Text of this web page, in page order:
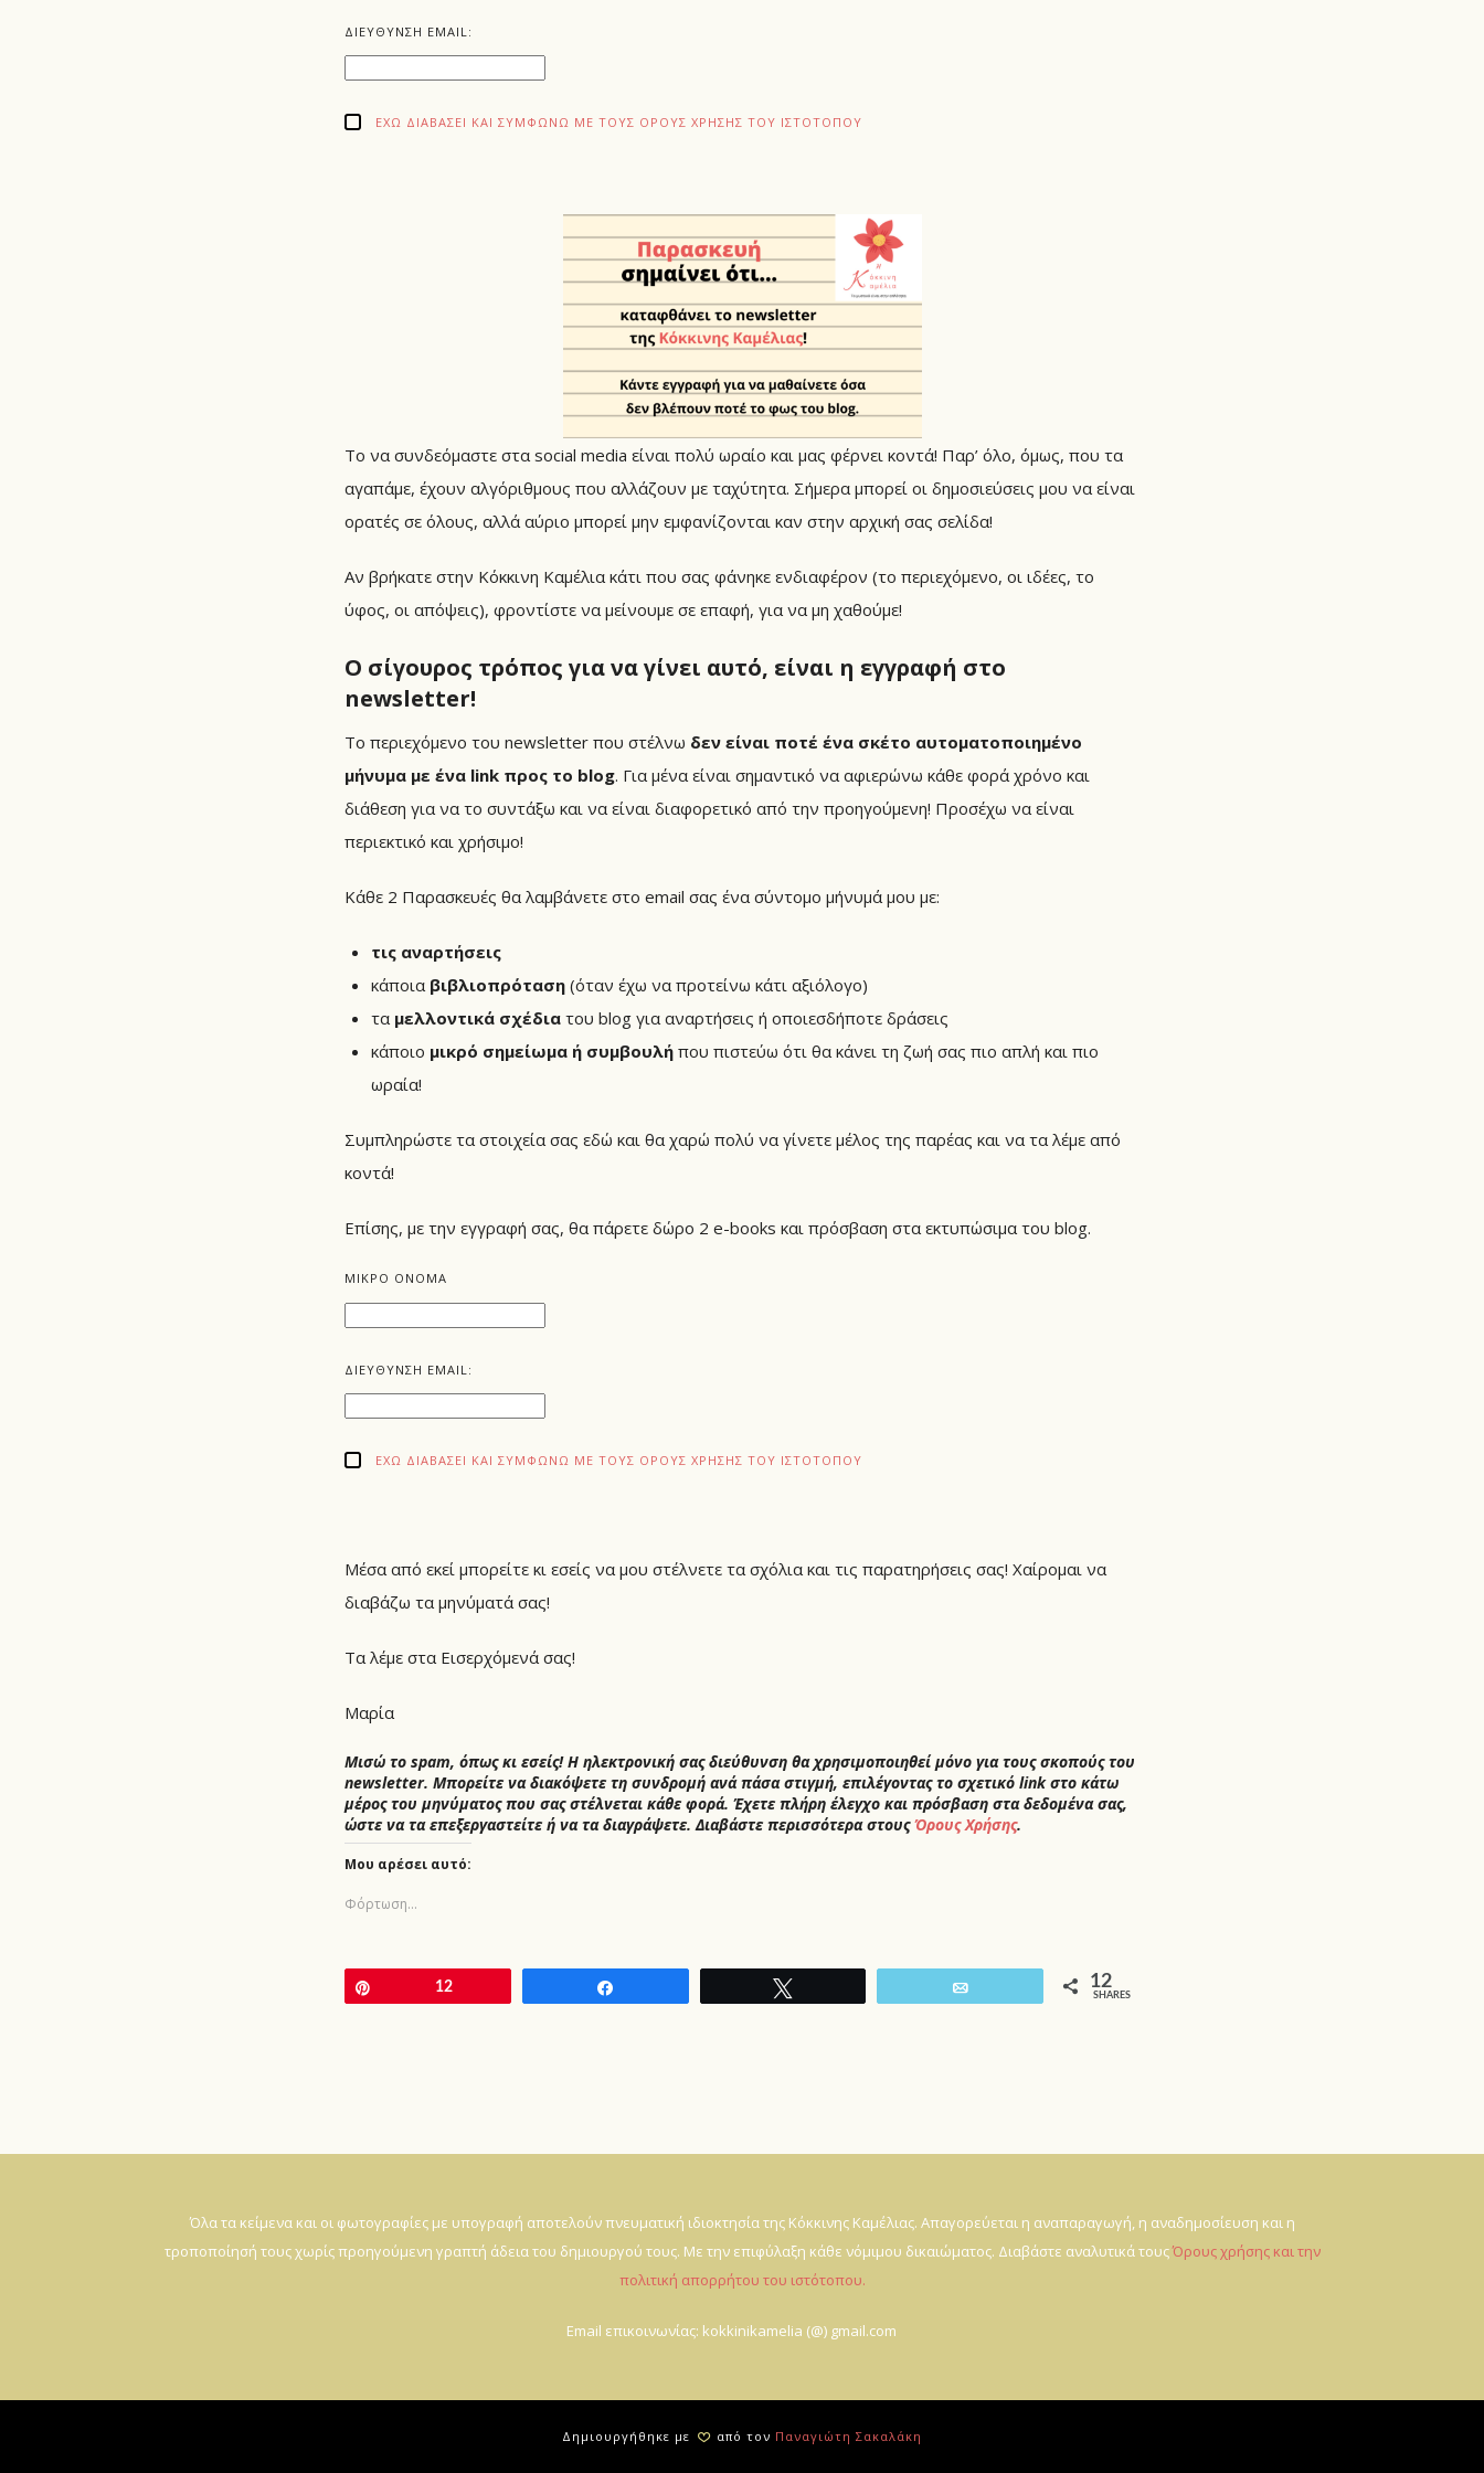
ΔΙΕΥΘΥΝΣΗ EMAIL:
ΈΧΩ ΔΙΑΒΆΣΕΙ ΚΑΙ ΣΥΜΦΩΝΏ ΜΕ ΤΟΥΣ ΌΡΟΥΣ ΧΡΉΣΗΣ ΤΟΥ ΙΣΤΌΤΟΠΟΥ
Το να συνδεόμαστε στα social media είναι πολύ ωραίο και μας φέρνει κοντά! Παρ’ όλο, όμως, που τα
αγαπάμε, έχουν αλγόριθμους που αλλάζουν με ταχύτητα. Σήμερα μπορεί οι δημοσιεύσεις μου να είναι
ορατές σε όλους, αλλά αύριο μπορεί μην εμφανίζονται καν στην αρχική σας σελίδα!
Αν βρήκατε στην Κόκκινη Καμέλια κάτι που σας φάνηκε ενδιαφέρον (το περιεχόμενο, οι ιδέες, το
ύφος, οι απόψεις), φροντίστε να μείνουμε σε επαφή, για να μη χαθούμε!
Ο σίγουρος τρόπος για να γίνει αυτό, είναι η εγγραφή στο
newsletter!
Το περιεχόμενο του newsletter που στέλνω δεν είναι ποτέ ένα σκέτο αυτοματοποιημένο
μήνυμα με ένα link προς το blog. Για μένα είναι σημαντικό να αφιερώνω κάθε φορά χρόνο και
διάθεση για να το συντάξω και να είναι διαφορετικό από την προηγούμενη! Προσέχω να είναι
περιεκτικό και χρήσιμο!
Κάθε 2 Παρασκευές θα λαμβάνετε στο email σας ένα σύντομο μήνυμά μου με:
τις αναρτήσεις
κάποια βιβλιοπρόταση (όταν έχω να προτείνω κάτι αξιόλογο)
τα μελλοντικά σχέδια του blog για αναρτήσεις ή οποιεσδήποτε δράσεις
κάποιο μικρό σημείωμα ή συμβουλή που πιστεύω ότι θα κάνει τη ζωή σας πιο απλή και πιο
ωραία!
Συμπληρώστε τα στοιχεία σας εδώ και θα χαρώ πολύ να γίνετε μέλος της παρέας και να τα λέμε από
κοντά!
Επίσης, με την εγγραφή σας, θα πάρετε δώρο 2 e-books και πρόσβαση στα εκτυπώσιμα του blog.
ΜΙΚΡΟ ΟΝΟΜΑ
ΔΙΕΥΘΥΝΣΗ EMAIL:
ΈΧΩ ΔΙΑΒΆΣΕΙ ΚΑΙ ΣΥΜΦΩΝΏ ΜΕ ΤΟΥΣ ΌΡΟΥΣ ΧΡΉΣΗΣ ΤΟΥ ΙΣΤΌΤΟΠΟΥ
Μέσα από εκεί μπορείτε κι εσείς να μου στέλνετε τα σχόλια και τις παρατηρήσεις σας! Χαίρομαι να
διαβάζω τα μηνύματά σας!
Τα λέμε στα Εισερχόμενά σας!
Μαρία
Μισώ το spam, όπως κι εσείς! Η ηλεκτρονική σας διεύθυνση θα χρησιμοποιηθεί μόνο για τους σκοπούς του
newsletter. Μπορείτε να διακόψετε τη συνδρομή ανά πάσα στιγμή, επιλέγοντας το σχετικό link στο κάτω
μέρος του μηνύματος που σας στέλνεται κάθε φορά. Έχετε πλήρη έλεγχο και πρόσβαση στα δεδομένα σας,
ώστε να τα επεξεργαστείτε ή να τα διαγράψετε. Διαβάστε περισσότερα στουςΌρους Χρήσης.
Μου αρέσει αυτό:
Φόρτωση...
12 12
SHARES
Όλα τα κείμενα και οι φωτογραφίες με υπογραφή αποτελούν πνευματική ιδιοκτησία της Κόκκινης Καμέλιας. Απαγορεύεται η αναπαραγωγή, η αναδημοσίευση και η
τροποποίησή τους χωρίς προηγούμενη γραπτή άδεια του δημιουργού τους. Με την επιφύλαξη κάθε νόμιμου δικαιώματος. Διαβάστε αναλυτικά τουςΌρους χρήσης και την
πολιτική απορρήτου του ιστότοπου.
Email επικοινωνίας: kokkinikamelia (@) gmail.com
Δημιουργήθηκε με από τον Παναγιώτη Σακαλάκη